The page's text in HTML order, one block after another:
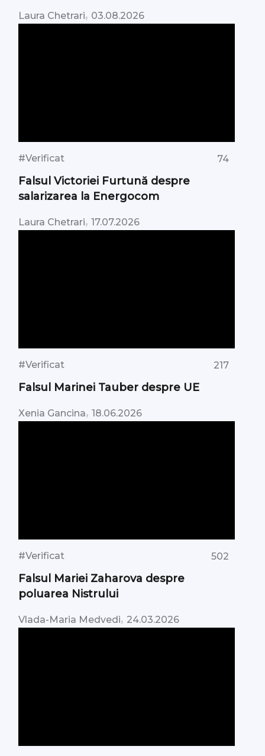
Laura Chetrari, 03.08.2026
#Verificat 74
Falsul Victoriei Furtună despre
salarizarea la Energocom
Laura Chetrari,17.07.2026
#Verificat 217
Falsul Marinei Tauber despre UE
Xenia Gancina,18.06.2026
#Verificat 502
Falsul Mariei Zaharova despre
poluarea Nistrului
Vlada-Maria Medvedi, 24.03.2026